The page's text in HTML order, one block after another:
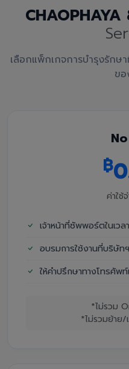
CHAOPHAYA
เลือกแพ็กเกจการบำรุงรักษ
ข
฿
ค่าใช้
เจ้าหน้าที่ซัพพอร์ตในเว
อบรมการใช้งานที่บริษัท
ให้คำปรึกษาทางโทรศัพท์
*ไม่รวม
*ไม่รวมย้าย/